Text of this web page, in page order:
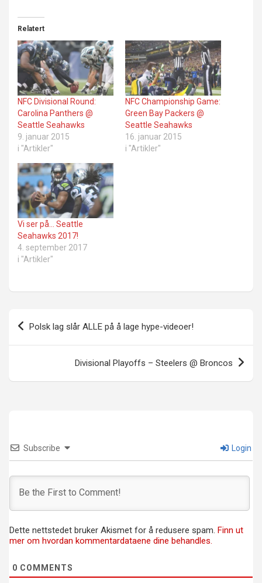
Relatert
NFC Divisional Round:
Carolina Panthers @
Seattle Seahawks
9. januar 2015
i "Artikler"
NFC Championship Game:
Green Bay Packers @
Seattle Seahawks
16. januar 2015
i "Artikler"
Vi ser på… Seattle
Seahawks 2017!
4. september 2017
i "Artikler"
Innleggsnavigasjon
Polsk lag slår ALLE på å lage hype-videoer!
Divisional Playoffs – Steelers @ Broncos
Subscribe Login
Dette nettstedet bruker Akismet for å redusere spam. Finn ut
mer om hvordan kommentardataene dine behandles.
0 COMMENTS